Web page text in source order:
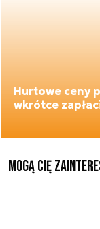
Hurtowe ceny
wkrótce
Mogą Cię